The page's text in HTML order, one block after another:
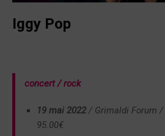
Iggy Pop
concert /rock
19 mai 2022 / Grimaldi Forum /
95.00€